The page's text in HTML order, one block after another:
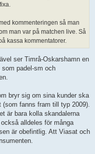
kommenteringen så man
man var på matchen live. Så
kassa kommentatorer.
ser Timrå-Oskarshamn en
padel-sm och
bryr sig om sina kunder ska
fanns fram till typ 2009).
är bara kolla skandalerna
alldeles för många
är obefintlig. Att Viasat och